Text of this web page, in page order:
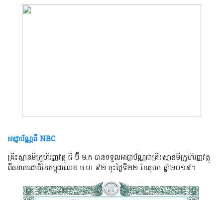
អាជ្ញាប័ណ្ណពី NBC
គ្រឹះស្ថានមីក្រូហិរញ្ញវត្ថុ ជី ប៊ី ម.ក បានទទួលអាជ្ញាប័ណ្ណជាគ្រឹះស្ថានមីក្រូហិរញ្ញវត្ថុ
ពីធនាគារជាតិនៃកម្ពុជាលេខ ម.ហ ៩២ ចុះថ្ងៃទី២២ ខែតុលា ឆ្នាំ២០១៩។